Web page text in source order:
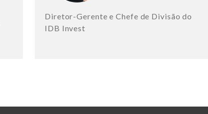
Diretor-Gerente e Chefe de Divisão do
IDB Invest